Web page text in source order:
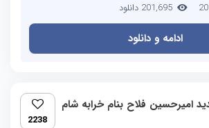
201,695 دانلود
ادامه و دانلود
امیرحسین فلاح بنام خرابه شام
2238